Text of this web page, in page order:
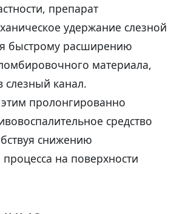
препарат
удержание слезной
быстрому расширению
материала,
слезный канал.
пролонгированно
средство
снижению
на поверхности